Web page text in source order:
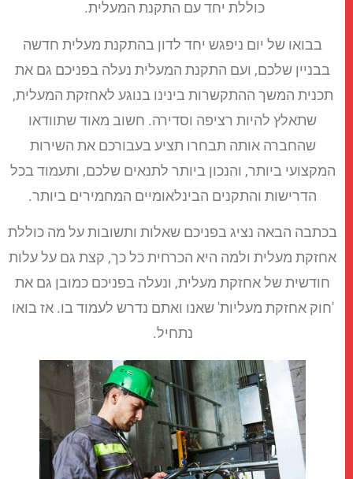
כוללת יחד עם התקנת המעלית.
בבואו של יום ניפגש יחד לדון בהתקנת מעלית חדשה
בבניין שלכם, ועם התקנת המעלית נעלה בפניכם גם את
תכנית המשך ההתקשרות בינינו בנוגע לאחזקת המעלית,
שתאלץ להיות רציפה וסדירה. חשוב מאוד שתוודאו
שהחברה אותה תבחרו תציע בעבורכם את השירות
המקצועי ביותר, והנכון ביותר לתנאים שלכם, ותעמוד בכל
הדרישות והתקנים הבינלאומיים המחמירים ביותר.
בכתבה הבאה נציג בפניכם שאלות ותשובות על מה כוללת
אחזקת מעלית ולמה היא הכרחית כל כך, קצת גם על עלות
חודשית של אחזקת מעלית, ונעלה בפניכם כמובן גם את
'חוק אחזקת מעליות' שאנו ואתם נדרש לעמוד בו. אז בואו
נתחיל.